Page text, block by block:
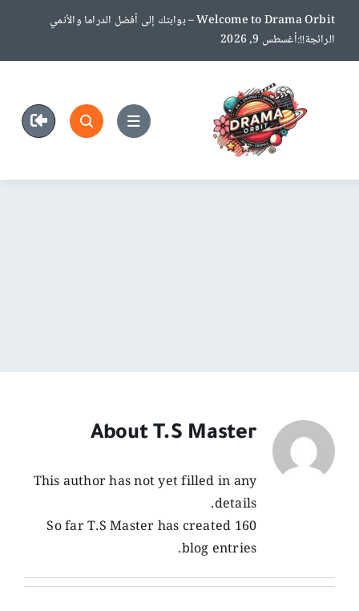
Skip
Welcome to Drama Orbit – بوابتك إلى أفضل الدراما والأنمي
الرائجة!!:أغسطس 9, 2026
About T.S Master
This author has not yet filled in any
details.
So far T.S Master has created 160
blog entries.